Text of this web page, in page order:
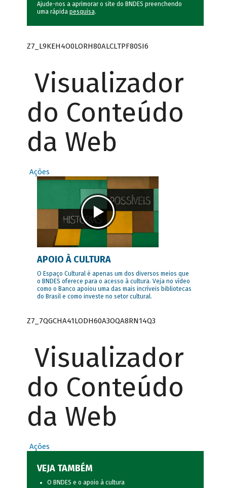
Ajude-nos a aprimorar o site do BNDES preenchendo
uma rápida pesquisa.
Z7_L9KEH4O0LORH80ALCLTPF80SI6
Visualizador
do Conteúdo
da Web
Ações
APOIO À CULTURA
O Espaço Cultural é apenas um dos diversos meios que
o BNDES oferece para o acesso à cultura. Veja no vídeo
como o Banco apoiou uma das mais incríveis bibliotecas
do Brasil e como investe no setor cultural.
Z7_7QGCHA41LODH60A3OQA8RN14Q3
Visualizador
do Conteúdo
da Web
Ações
VEJA TAMBÉM
O BNDES e o apoio à cultura